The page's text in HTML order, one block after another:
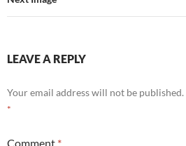
LEAVE A REPLY
Your email address will not be published.
*
Comment *